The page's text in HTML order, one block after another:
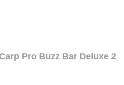
Pro Buzz Bar Deluxe 2